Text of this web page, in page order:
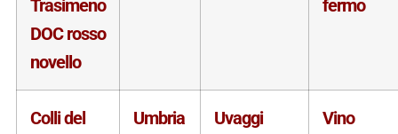
Trasimeno
DOC rosso
novello
fermo
Colli del
Umbria
Uvaggi
Vino